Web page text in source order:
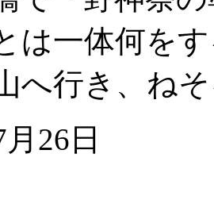
は一体何を
へ行き、ね
26日